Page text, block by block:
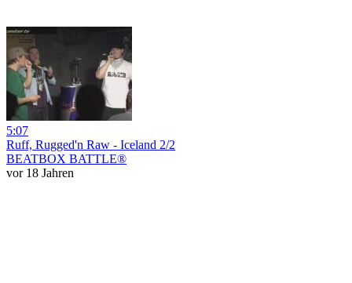
5:07
Ruff, Rugged'n Raw - Iceland 2/2
BEATBOX BATTLE®
vor 18 Jahren